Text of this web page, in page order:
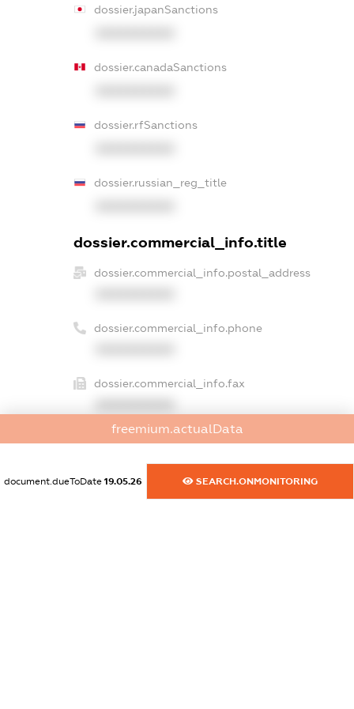
dossier.japanSanctions
dossier.canadaSanctions
dossier.rfSanctions
dossier.russian_reg_title
dossier.commercial_info.title
dossier.commercial_info.postal_address
dossier.commercial_info.phone
dossier.commercial_info.fax
freemium.actualData
document.dueToDate 19.05.26 SEARCH.ONMONITORING